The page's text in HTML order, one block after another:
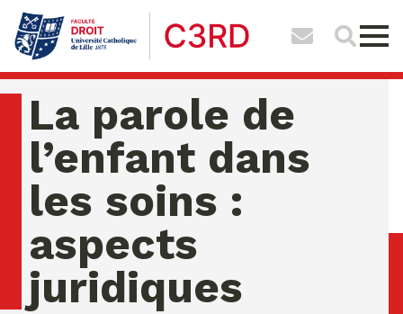
La parole de
l’enfant dans
les soins :
aspects
juridiques